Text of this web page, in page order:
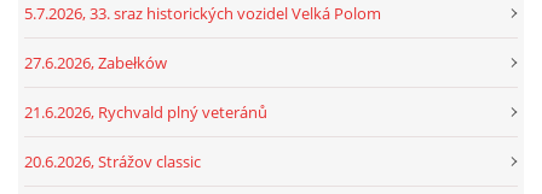
5.7.2026, 33. sraz historických vozidel Velká Polom
27.6.2026, Zabełków
21.6.2026, Rychvald plný veteránů
20.6.2026, Strážov classic